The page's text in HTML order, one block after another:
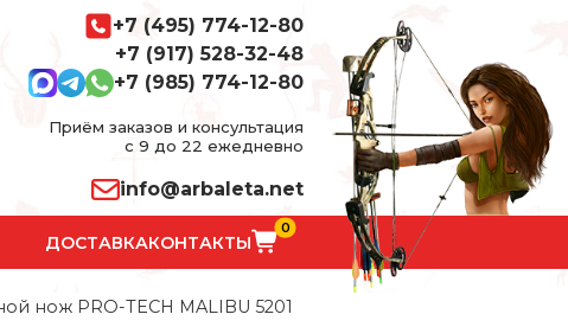
+7 (495) 774-12-80
+7 (917) 528-32-48
+7 (985) 774-12-80
Приём заказов и консультация
с 9 до 22 ежедневно
info@arbaleta.net
ДОСТАВКАКОНТАКТЫ
0
нож PRO-TECH MALIBU 5201